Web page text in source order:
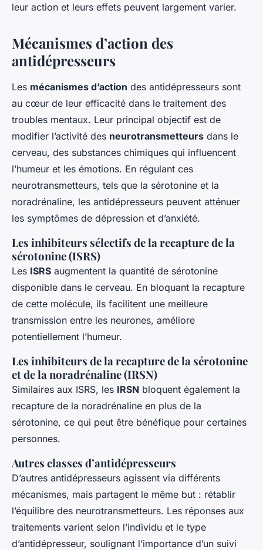
leur action et leurs effets peuvent largement varier.
Mécanismes d’action des
antidépresseurs
Les mécanismes d’action des antidépresseurs sont
au cœur de leur efficacité dans le traitement des
troubles mentaux. Leur principal objectif est de
modifier l’activité des neurotransmetteurs dans le
cerveau, des substances chimiques qui influencent
l’humeur et les émotions. En régulant ces
neurotransmetteurs, tels que la sérotonine et la
noradrénaline, les antidépresseurs peuvent atténuer
les symptômes de dépression et d’anxiété.
Les inhibiteurs sélectifs de la recapture de la
sérotonine (ISRS)
Les ISRS augmentent la quantité de sérotonine
disponible dans le cerveau. En bloquant la recapture
de cette molécule, ils facilitent une meilleure
transmission entre les neurones, améliore
potentiellement l’humeur.
Les inhibiteurs de la recapture de la sérotonine
et de la noradrénaline (IRSN)
Similaires aux ISRS, les IRSN bloquent également la
recapture de la noradrénaline en plus de la
sérotonine, ce qui peut être bénéfique pour certaines
personnes.
Autres classes d’antidépresseurs
D’autres antidépresseurs agissent via différents
mécanismes, mais partagent le même but : rétablir
l’équilibre des neurotransmetteurs. Les réponses aux
traitements varient selon l’individu et le type
d’antidépresseur, soulignant l’importance d’un suivi